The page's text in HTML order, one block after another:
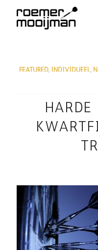
FEATURED, INDIVIDUEEL,